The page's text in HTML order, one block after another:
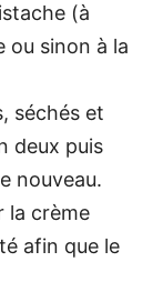
(à
ou sinon à la
séchés et
deux puis
nouveau.
la crème
afin que le